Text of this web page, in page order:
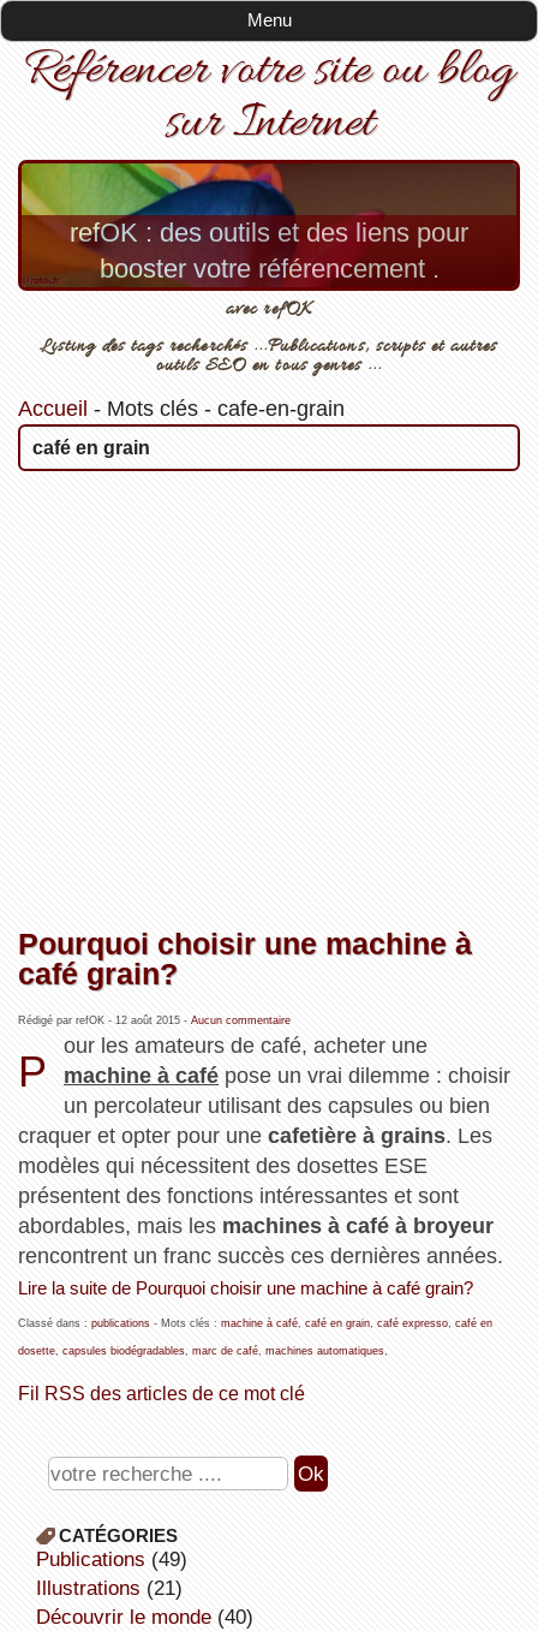
Menu
Référencer votre site ou blog
sur Internet
refOK : des outils et des liens pour
booster votre référencement .
avec refOK
Listing des tags recherchés ...Publications, scripts et autres
outils SEO en tous genres ...
Accueil - Mots clés- cafe-en-grain
café en grain
Pourquoi choisir une machine à
café grain?
Rédigé par refOK - 12 août 2015- Aucun commentaire
P
our les amateurs de café, acheter une
machine à café pose un vrai dilemme : choisir
un percolateur utilisant des capsules ou bien
craquer et opter pour une cafetière à grains. Les
modèles qui nécessitent des dosettes ESE
présentent des fonctions intéressantes et sont
abordables, mais les machines à café à broyeur
rencontrent un franc succès ces dernières années.
Lire la suite de Pourquoi choisir une machine à café grain?
Classé dans : publications- Mots clés : machine à café, café en grain, café expresso, café en
dosette, capsules biodégradables, marc de café, machines automatiques,
Fil RSS des articles de ce mot clé
CATÉGORIES
publications (49)
illustrations (21)
découvrir le monde(40)